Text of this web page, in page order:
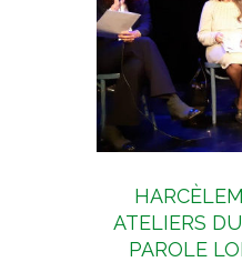
ATELIERS
PAROLE